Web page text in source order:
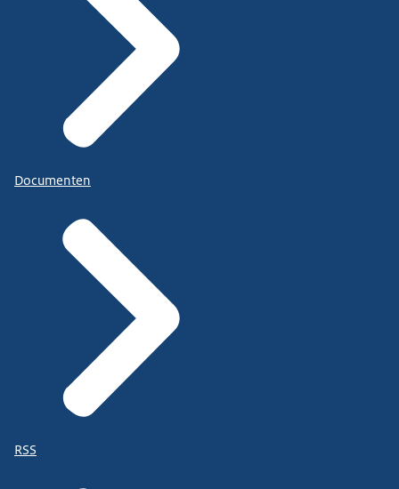
Documenten
RSS